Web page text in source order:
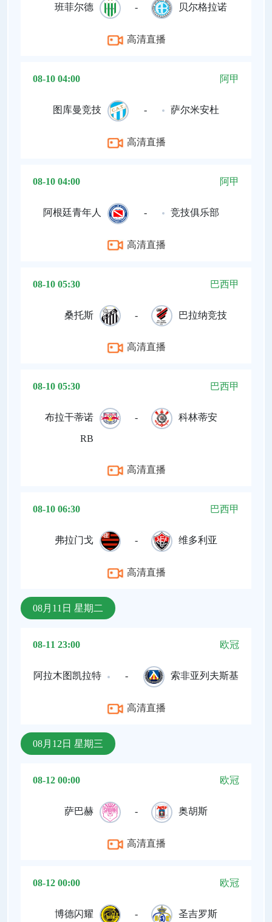
班菲尔德 - 贝尔格拉诺
高清直播
08-10 04:00 阿甲
图库曼竞技 - 萨尔米安杜
高清直播
08-10 04:00 阿甲
阿根廷青年人 - 竞技俱乐部
高清直播
08-10 05:30 巴西甲
桑托斯 - 巴拉纳竞技
高清直播
08-10 05:30 巴西甲
布拉干蒂诺
RB
- 科林蒂安
高清直播
08-10 06:30 巴西甲
弗拉门戈 - 维多利亚
高清直播
08月11日 星期二
08-11 23:00 欧冠
阿拉木图凯拉特 - 索非亚列夫斯基
高清直播
08月12日 星期三
08-12 00:00 欧冠
萨巴赫 - 奥胡斯
高清直播
08-12 00:00 欧冠
博德闪耀 - 圣吉罗斯